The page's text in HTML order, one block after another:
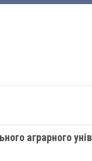
аграрного